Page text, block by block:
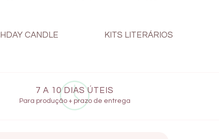
CANDLE KITS LITERÁRIOS
7 A 10 DIAS ÚTEIS
Para produção + prazo de entrega